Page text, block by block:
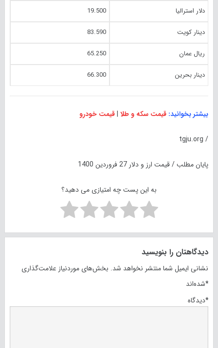
دلار استرالیا 19.500
دینار کویت 83.590
ریال عمان 65.250
دینار بحرین 66.300
بیشتر بخوانید: قیمت سکه و طلا |قیمت خودرو
/ tgju.org
پایان مطلب / قیمت ارز و دلار 27 فروردین 1400
به این پست چه امتیازی می دهید؟
دیدگاهتان را بنویسید
نشانی ایمیل شما منتشر نخواهد شد. بخش‌های موردنیاز علامت‌گذاری
شده‌اند*
دیدگاه*